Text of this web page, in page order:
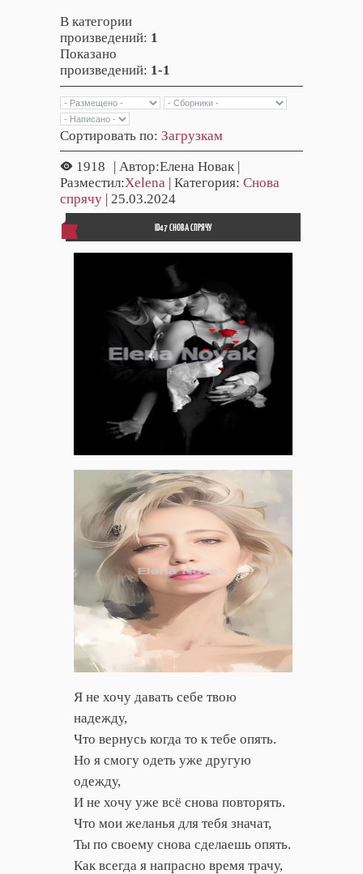
В категории
произведений: 1
Показано
произведений: 1-1
Сортировать по: Загрузкам
1918
| Автор:Елена Новак |
Разместил:Xelena | Категория: Снова
спрячу | 25.03.2024
ID47 СНОВА СПРЯЧУ
Я не хочу давать себе твою
надежду,
Что вернусь когда то к тебе опять.
Но я смогу одеть уже другую
одежду,
И не хочу уже всё снова повторять.
Что мои желанья для тебя значат,
Ты по своему снова сделаешь опять.
Как всегда я напрасно время трачу,